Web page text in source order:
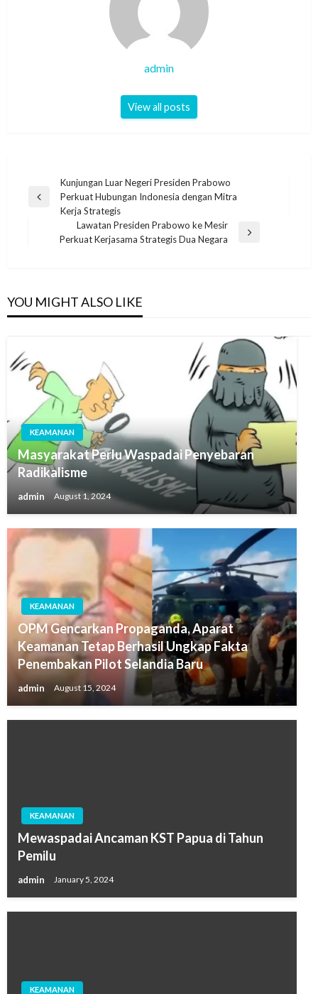
admin
View all posts
navigation
Previous
Kunjungan Luar Negeri Presiden Prabowo
Perkuat Hubungan Indonesia dengan Mitra
Kerja Strategis
Next
Lawatan Presiden Prabowo ke Mesir
Perkuat Kerjasama Strategis Dua Negara
YOU MIGHT ALSO LIKE
KEAMANAN
Masyarakat Perlu Waspadai Penyebaran
Radikalisme
admin August 1, 2024
KEAMANAN
OPM Gencarkan Propaganda, Aparat
Keamanan Tetap Berhasil Ungkap Fakta
Penembakan Pilot Selandia Baru
admin August 15, 2024
KEAMANAN
Mewaspadai Ancaman KST Papua di Tahun
Pemilu
admin January 5, 2024
KEAMANAN